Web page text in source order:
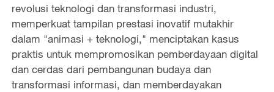
revolusi teknologi dan transformasi industri,
memperkuat tampilan prestasi inovatif mutakhir
dalam "animasi + teknologi," menciptakan kasus
praktis untuk mempromosikan pemberdayaan digital
dan cerdas dari pembangunan budaya dan
transformasi informasi, dan memberdayakan